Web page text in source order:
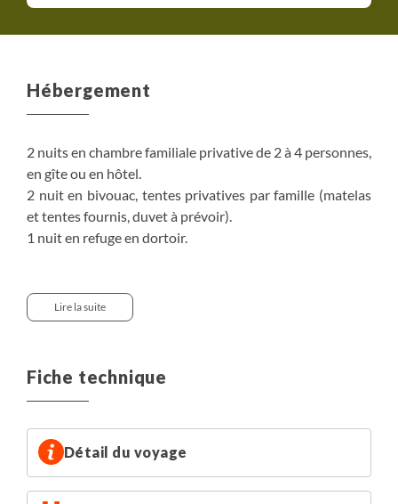
Hébergement
2 nuits en chambre familiale privative de 2 à 4 personnes,
en gîte ou en hôtel.
2 nuit en bivouac, tentes privatives par famille (matelas
et tentes fournis, duvet à prévoir).
1 nuit en refuge en dortoir.
confortable possible en restant proche de la nature :
tente collective pour les repas avec tables et poêle à bois,
espace toilette...
Le refuge ne dispose pas de douche.
Lire la suite
Fiche technique
Détail du voyage